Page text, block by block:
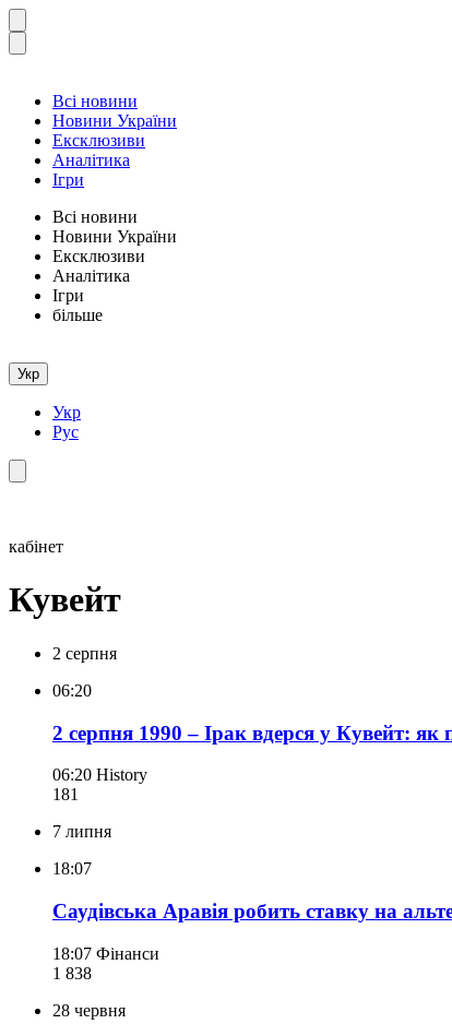
Всі новини
Новини України
Ексклюзиви
Аналітика
Ігри
Всі новини
Новини України
Ексклюзиви
Аналітика
Ігри
більше
Укр
Укр
Рус
кабінет
Кувейт
2 серпня
06:20
2 серпня 1990 – Ірак вдерся у Кувейт:
06:20 History
181
7 липня
18:07
Саудівська Аравія робить ставку на
18:07 Фінанси
1 838
28 червня